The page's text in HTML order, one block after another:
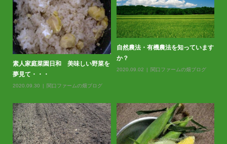
素人家庭菜園日和 美味しい野菜を
夢見て・・・
2020.09.30 関口ファームの畑ブログ
自然農法・有機農法を知っています
か？
2020.09.02 関口ファームの畑ブログ